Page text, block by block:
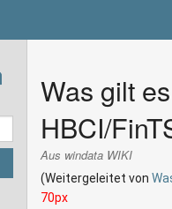
Was gilt
HBCI/
Aus windata WIKI
(Weitergeleitet von
70px